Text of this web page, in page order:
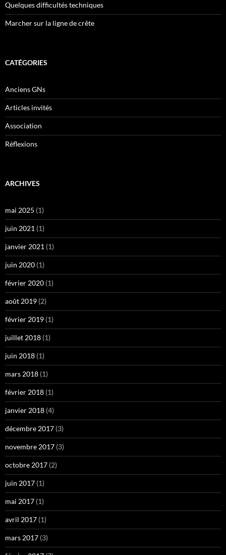
Quelques difficultés techniques
Marcher sur la ligne de crête
CATÉGORIES
Anciens GNs
Articles invités
Association
Réflexions
ARCHIVES
mai 2025 (1)
juin 2021 (1)
janvier 2021 (1)
juin 2020 (1)
février 2020 (1)
août 2019 (2)
février 2019 (1)
juillet 2018 (1)
juin 2018 (1)
mars 2018 (1)
février 2018 (1)
janvier 2018 (4)
décembre 2017 (3)
novembre 2017 (3)
octobre 2017 (2)
juin 2017 (1)
mai 2017 (1)
avril 2017 (1)
mars 2017 (3)